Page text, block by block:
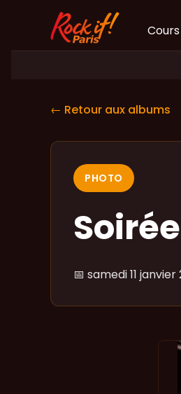
Cours
← Retour aux albums
PHOTO
📅 samedi 11 janvier